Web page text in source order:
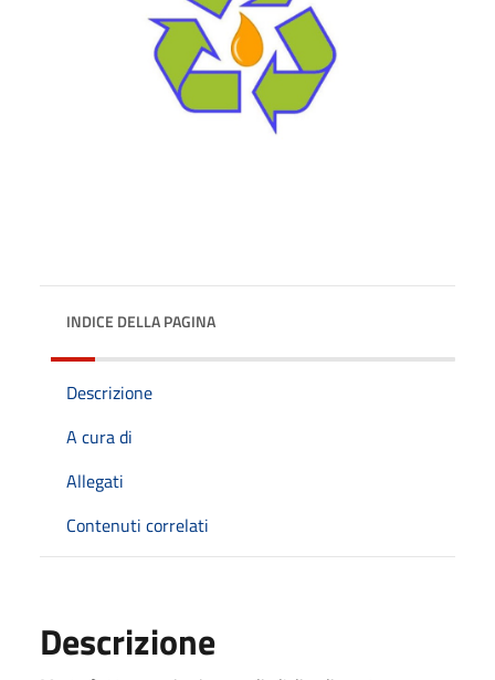
INDICE DELLA PAGINA
Descrizione
A cura di
Allegati
Contenuti correlati
Descrizione